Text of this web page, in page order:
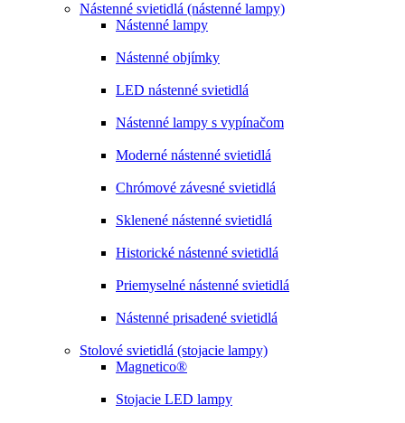
Nástenné svietidlá (nástenné lampy)
Nástenné lampy
Nástenné objímky
LED nástenné svietidlá
Nástenné lampy s vypínačom
Moderné nástenné svietidlá
Chrómové závesné svietidlá
Sklenené nástenné svietidlá
Historické nástenné svietidlá
Priemyselné nástenné svietidlá
Nástenné prisadené svietidlá
Stolové svietidlá (stojacie lampy)
Magnetico®
Stojacie LED lampy